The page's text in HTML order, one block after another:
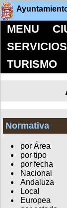
MENU
SERVICIOS
TURISMO
Normativa
por Área
por tipo
por fecha
Nacional
Andaluza
Local
Europea